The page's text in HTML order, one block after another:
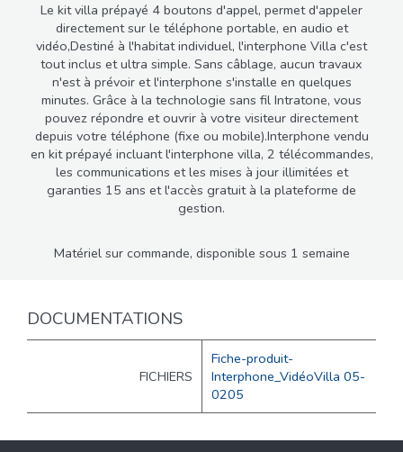
Le kit villa prépayé 4 boutons d'appel, permet d'appeler
directement sur le téléphone portable, en audio et
vidéo,Destiné à l'habitat individuel, l'interphone Villa c'est
tout inclus et ultra simple. Sans câblage, aucun travaux
n'est à prévoir et l'interphone s'installe en quelques
minutes. Grâce à la technologie sans fil Intratone, vous
pouvez répondre et ouvrir à votre visiteur directement
depuis votre téléphone (fixe ou mobile).Interphone vendu
en kit prépayé incluant l'interphone villa, 2 télécommandes,
les communications et les mises à jour illimitées et
garanties 15 ans et l'accès gratuit à la plateforme de
gestion.
Matériel sur commande, disponible sous 1 semaine
DOCUMENTATIONS
FICHIERS
Fiche-produit-
Interphone_VidéoVilla 05-
0205